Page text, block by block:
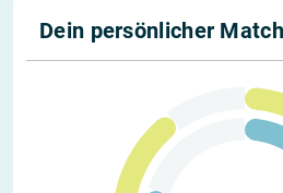
Dein persönlicher